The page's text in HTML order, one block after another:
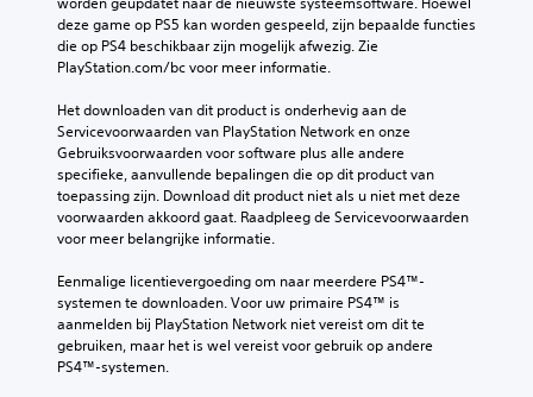
deze game op PS5 kan worden gespeeld, zijn bepaalde functies
die op PS4 beschikbaar zijn mogelijk afwezig. Zie
PlayStation.com/bc voor meer informatie.
Het downloaden van dit product is onderhevig aan de
Servicevoorwaarden van PlayStation Network en onze
Gebruiksvoorwaarden voor software plus alle andere
specifieke, aanvullende bepalingen die op dit product van
toepassing zijn. Download dit product niet als u niet met deze
voorwaarden akkoord gaat. Raadpleeg de Servicevoorwaarden
voor meer belangrijke informatie.
Eenmalige licentievergoeding om naar meerdere PS4™-
systemen te downloaden. Voor uw primaire PS4™ is
aanmelden bij PlayStation Network niet vereist om dit te
gebruiken, maar het is wel vereist voor gebruik op andere
PS4™-systemen.